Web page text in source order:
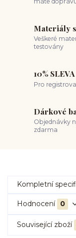
Materiály
Veškeré
testovány
10%
Pro
Dárkové
Objednávky
zdarma
Kompletní
Hodnocení 0
Související zboží